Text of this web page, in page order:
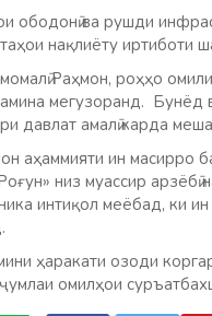
ободонӣ ва рушди
нақлиёту иртиботи
Раҳмон, роҳҳо
мегузоранд.
давлат амалӣ карда
аҳаммияти ин масирро
низ муассир
интиқол меёбад, ки
ҳаракати озоди
омилҳои